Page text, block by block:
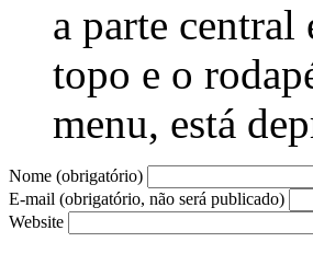
a parte central
topo e o
menu, está
Nome (obrigatório)
E-mail (obrigatório, não será publicado)
Website